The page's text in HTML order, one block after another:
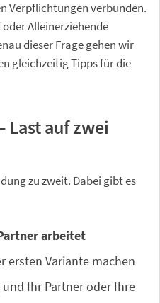
Verpflichtungen verbunden.
Alleinerziehende
dieser Frage gehen wir
gleichzeitig Tipps für die
Last auf zwei
zu zweit. Dabei gibt es
arbeitet
ersten Variante machen
Ihr Partner oder Ihre